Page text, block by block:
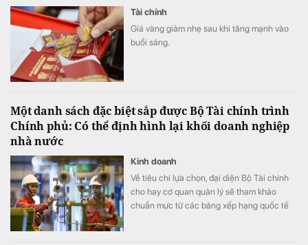
Tài chính
Giá vàng giảm nhẹ sau khi tăng mạnh vào
buổi sáng.
Một danh sách đặc biệt sắp được Bộ Tài chính trình
Chính phủ: Có thể định hình lại khối doanh nghiệp
nhà nước
Kinh doanh
Về tiêu chí lựa chọn, đại diện Bộ Tài chính
cho hay cơ quan quản lý sẽ tham khảo
chuẩn mực từ các bảng xếp hạng quốc tế